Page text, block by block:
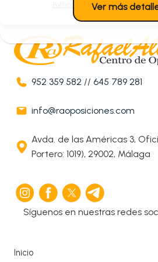
Política de cookiesPolítica de
952 359 582 //645 789 281
info@raoposiciones.com
Avda. de las Américas 3,
Portero: 1019), 29002, Málaga
Síguenos en nuestras redes
Inicio
Ver más